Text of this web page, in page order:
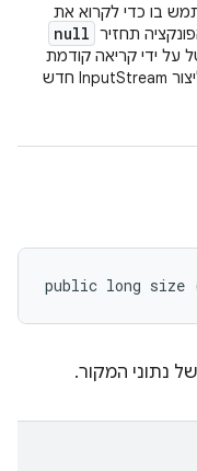
בו כדי לקרוא את
תחזיר null
על ידי קריאה קודמת
, או אם לא ניתן ליצור InputStream חדש
public long size
נתוני המקור.